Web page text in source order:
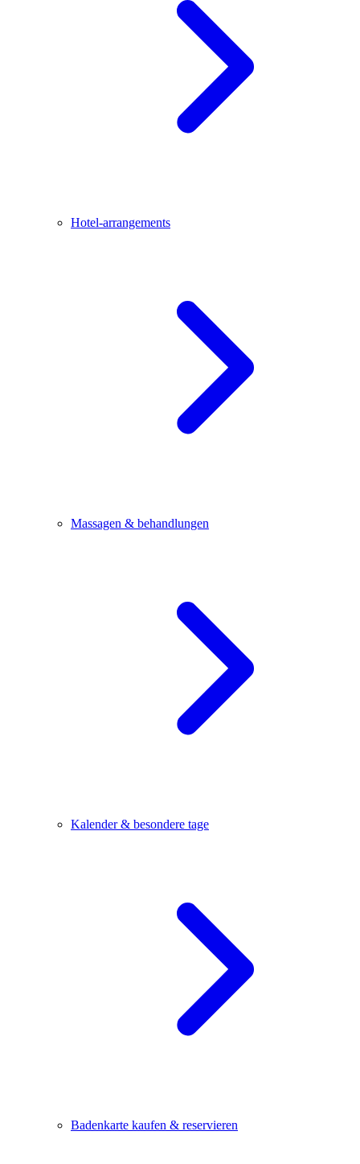
Hotel-arrangements
Massagen & behandlungen
Kalender & besondere tage
Badenkarte kaufen & reservieren